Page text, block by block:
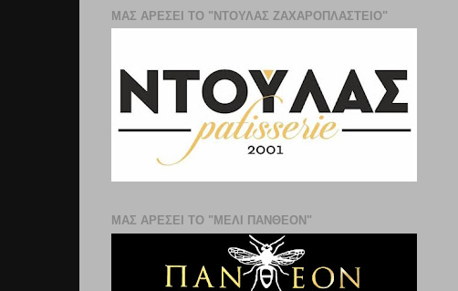
ΜΑΣ ΑΡΕΣΕΙ ΤΟ "ΝΤΟΥΛΑΣ ΖΑΧΑΡΟΠΛΑΣΤΕΊΟ"
ΜΑΣ ΑΡΕΣΕΙ ΤΟ "ΜΕΛΙ ΠΑΝΘΕΟΝ"